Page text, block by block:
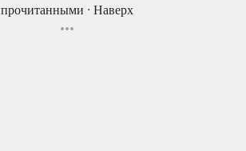
прочитанными · Наверх
•••